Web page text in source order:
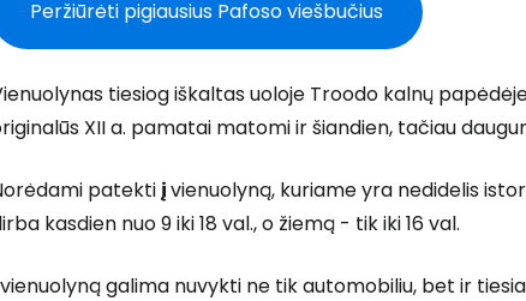
Peržiūrėti pigiausius Pafoso viešbučius
tiesiog iškaltas uoloje Troodo kalnų
XII a. pamatai matomi ir šiandien, tačiau
patektiįvienuolyną, kuriame yra nedidelis
kasdien nuo 9 iki 18 val., o žiemą - tik iki 16 val.
galima nuvykti ne tik automobiliu, bet ir
... pasaulinė kelionių bendruomenė